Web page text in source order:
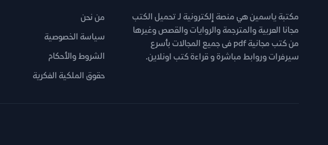
مكتبة ياسمين هي منصة إلكترونية لـ تحميل الكتب
مجانا العربية والمترجمة والروايات والقصص وغيرها
من كتب مجانية pdf فى جميع المجالات بأسرع
سيرفرات وروابط مباشرة و قراءة كتب اونلاين.
من نحن
سياسة الخصوصية
الشروط والأحكام
حقوق الملكية الفكرية